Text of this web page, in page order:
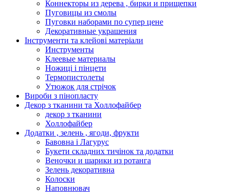
Коннекторы из дерева , бирки и прищепки
Пуговицы из смолы
Пуговки наборами по супер цене
Декоративные украшения
Інструменти та клейові матеріали
Инструменты
Клеевые материалы
Ножиці і пінцети
Термопистолеты
Утюжок для стрічок
Вироби з пінопласту
Декор з тканини та Холлофайбер
декор з тканини
Холлофайбер
Додатки , зелень , ягоди, фрукти
Бавовна і Лагурус
Букети складних тичінок та додатки
Веночки и шарики из ротанга
Зелень декоративна
Колоски
Наповнювач